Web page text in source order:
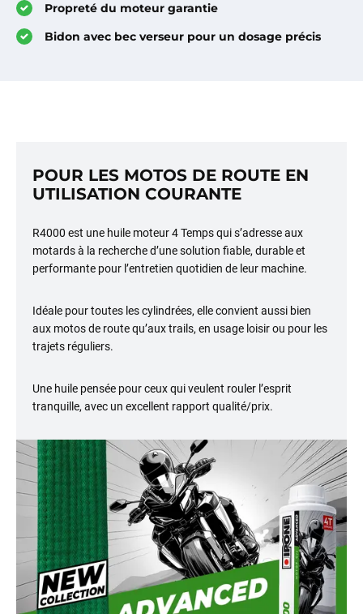
Propreté du moteur garantie
Bidon avec bec verseur pour un dosage précis
POUR LES MOTOS DE ROUTE EN
UTILISATION COURANTE
R4000 est une huile moteur 4 Temps qui s’adresse aux
motards à la recherche d’une solution fiable, durable et
performante pour l’entretien quotidien de leur machine.
Idéale pour toutes les cylindrées, elle convient aussi bien
aux motos de route qu’aux trails, en usage loisir ou pour les
trajets réguliers.
Une huile pensée pour ceux qui veulent rouler l’esprit
tranquille, avec un excellent rapport qualité/prix.